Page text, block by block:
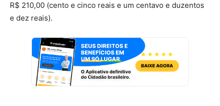
R$ 210,00 (cento e cinco reais e um centavo e duzentos
e dez reais).